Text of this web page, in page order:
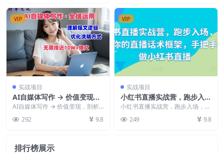
VIP
实战项目
AI自媒体写作 → 价值变现，
剖析爆文逻辑，无限接近10
W+爆文体验课【揭秘】
AI自媒体写作 → 价值变现，剖析
验课【揭秘】 ...
292 9.8
VIP
实战项目
小红书直播实战营，跑步入
场，打造专属你的直播话术框
架，手把手教你做小红书直播
小红书直播实战营，跑步入场，打
教你做小红书直播 2...
249 9.8
排行榜展示